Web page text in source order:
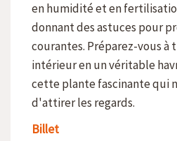
en humidité et en
donnant des astuces pour
courantes. Préparez-vous à
intérieur en un véritable
cette plante fascinante qui
d'attirer les regards.
Billet